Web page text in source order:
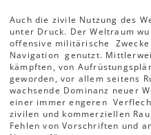
Auch die zivile Nutzung des
unter Druck. Der Weltraum
offensive militärische Zwecke
Navigation genutzt.
kämpften, von
geworden, vor allem seitens
wachsende Dominanz neuer
einer immer engeren
zivilen und kommerziellen
Fehlen von Vorschriften und